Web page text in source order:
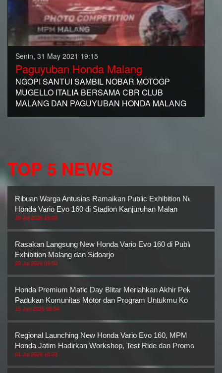
Senin, 31 May 2021 19:15
Paguyuban Honda Malang
NGOPI SANTUI SAMBIL NOBAR MOTOGP
MUGELLO ITALIA BERSAMA CBR CLUB
MALANG DAN PAGUYUBAN HONDA MALANG
TOP 5 NEWS
Ribuan Warga Antusias Ramaikan Public Exhibition New
Honda Vario Evo 160 di Stadion Kanjuruhan Malan
26 Jul 2026 16:03
Rasakan Langsung New Honda Vario Evo 160 di Public
Exhibition Malang dan Sidoarjo
23 Jul 2026 09:50
Honda Premium Matic Day Blitar Meriahkan Akhir Pekan,
Padukan Komunitas Motor dan Program Untukmu Ko
15 Jun 2026 08:54
Regional Launching New Honda Vario Evo 160, MPM
Honda Jatim Hadirkan Workshop, Test Ride dan Promo M
01 Jul 2026 10:23